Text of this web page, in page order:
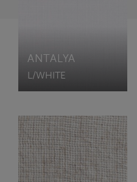
ANTALYA
L/WHITE